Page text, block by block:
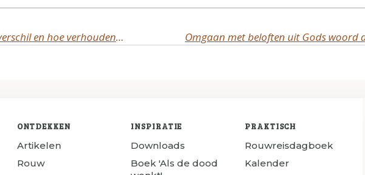
Voelen en geloven: Wat is het verschil en hoe verhouden ze zich tot elkaar?
ONTDEKKEN
Artikelen
Rouw
INSPIRATIE
Downloads
Boek 'Als de dood
PRAKTISCH
Rouwreisdagboek
Kalender